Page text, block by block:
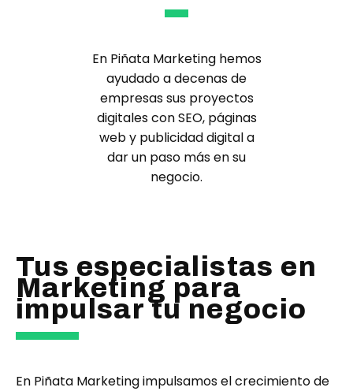
En Piñata Marketing hemos
ayudado a decenas de
empresas sus proyectos
digitales con SEO, páginas
web y publicidad digital a
dar un paso más en su
negocio.
Tus especialistas en
Marketing para
impulsar tu negocio
En Piñata Marketing impulsamos el crecimiento de